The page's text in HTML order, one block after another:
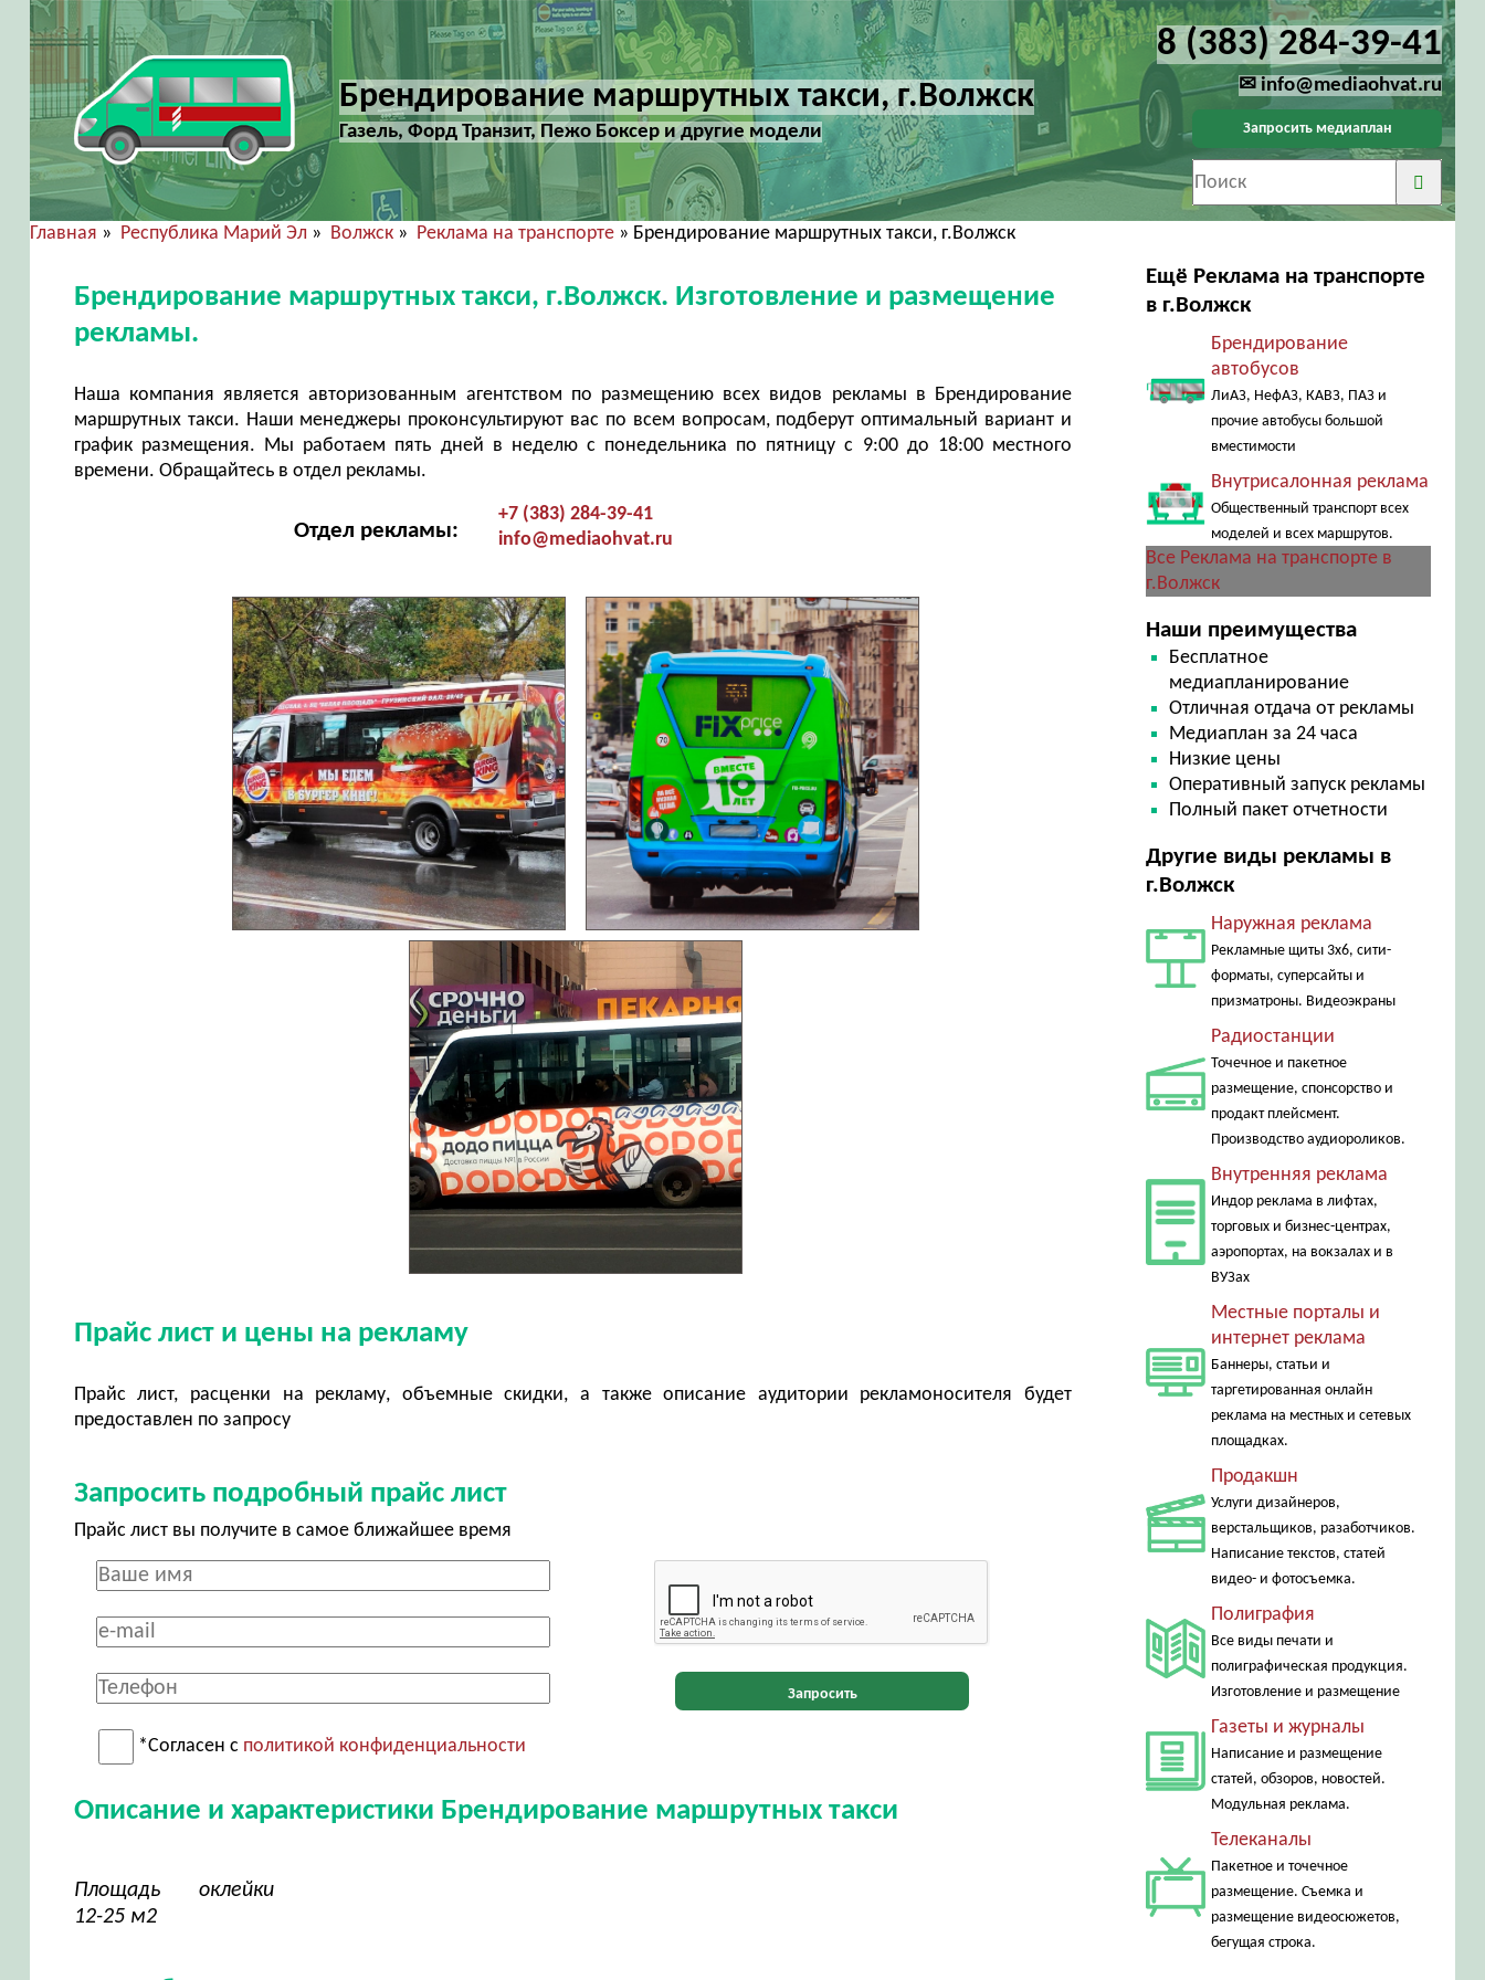
Брендирование маршрутных такси, г.Волжск
Газель, Форд Транзит, Пежо Боксер и другие модели
8 (383) 284-39-41
✉ info@mediaohvat.ru
Запросить медиаплан
Главная » Республика Марий Эл » Волжск» Реклама на транспорте» Брендирование маршрутных такси, г.Волжск
Брендирование маршрутных такси, г.Волжск. Изготовление и размещение
рекламы.
Наша компания является авторизованным агентством по размещению всех видов рекламы в Брендирование
маршрутных такси. Наши менеджеры проконсультируют вас по всем вопросам, подберут оптимальный вариант и
график размещения. Мы работаем пять дней в неделю с понедельника по пятницу с 9:00 до 18:00 местного
времени. Обращайтесь в отдел рекламы.
Отдел рекламы:
+7 (383) 284-39-41
info@mediaohvat.ru
Прайс лист и цены на рекламу
Прайс лист, расценки на рекламу, объемные скидки, а также описание аудитории рекламоносителя будет
предоставлен по запросу
Запросить подробный прайс лист
Прайс лист вы получите в самое ближайшее время
*Согласен с политикой конфиденциальности
Запросить
Описание и характеристики Брендирование маршрутных такси
Площадь оклейки
12-25 м2
Ещё Реклама на транспорте
в г.Волжск
Брендирование
автобусов
ЛиАЗ, НефАЗ, КАВЗ, ПАЗ и
прочие автобусы большой
вместимости
Внутрисалонная реклама
Общественный транспорт всех
моделей и всех маршрутов.
Все Реклама на транспорте в
г.Волжск
Наши преимущества
Бесплатное
медиапланирование
Отличная отдача от рекламы
Медиаплан за 24 часа
Низкие цены
Оперативный запуск рекламы
Полный пакет отчетности
Другие виды рекламы в
г.Волжск
Наружная реклама
Рекламные щиты 3х6, сити-
форматы, суперсайты и
призматроны. Видеоэкраны
Радиостанции
Точечное и пакетное
размещение, спонсорство и
продакт плейсмент.
Производство аудиороликов.
Внутренняя реклама
Индор реклама в лифтах,
торговых и бизнес-центрах,
аэропортах, на вокзалах и в
ВУЗах
Местные порталы и
интернет реклама
Баннеры, статьи и
таргетированная онлайн
реклама на местных и сетевых
площадках.
Продакшн
Услуги дизайнеров,
верстальщиков, разаботчиков.
Написание текстов, статей
видео- и фотосъемка.
Полиграфия
Все виды печати и
полиграфическая продукция.
Изготовление и размещение
Газеты и журналы
Написание и размещение
статей, обзоров, новостей.
Модульная реклама.
Телеканалы
Пакетное и точечное
размещение. Съемка и
размещение видеосюжетов,
бегущая строка.